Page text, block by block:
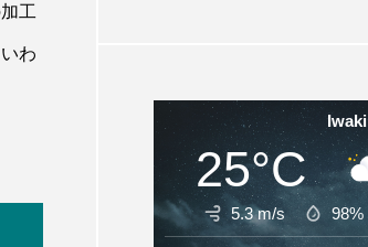
工
わ
Iwaki
25°C
5.3 m/s 98%